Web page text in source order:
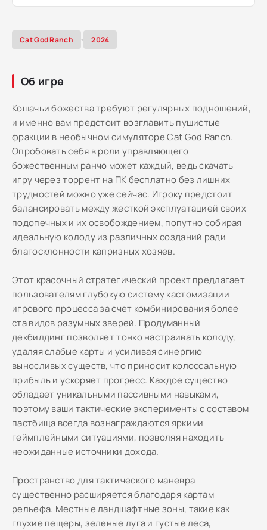
Cat God Ranch , 2024
Об игре
Кошачьи божества требуют регулярных подношений,
и именно вам предстоит возглавить пушистые
фракции в необычном симуляторе Cat God Ranch.
Опробовать себя в роли управляющего
божественным ранчо может каждый, ведь скачать
игру через торрент на ПК бесплатно без лишних
трудностей можно уже сейчас. Игроку предстоит
балансировать между жесткой эксплуатацией своих
подопечных и их освобождением, попутно собирая
идеальную колоду из различных созданий ради
благосклонности капризных хозяев.
Этот красочный стратегический проект предлагает
пользователям глубокую систему кастомизации
игрового процесса за счет комбинирования более
ста видов разумных зверей. Продуманный
декбилдинг позволяет тонко настраивать колоду,
удаляя слабые карты и усиливая синергию
выносливых существ, что приносит колоссальную
прибыль и ускоряет прогресс. Каждое существо
обладает уникальными пассивными навыками,
поэтому ваши тактические эксперименты с составом
пастбища всегда вознаграждаются яркими
геймплейными ситуациями, позволяя находить
неожиданные источники дохода.
Пространство для тактического маневра
существенно расширяется благодаря картам
рельефа. Местные ландшафтные зоны, такие как
глухие пещеры, зеленые луга и густые леса,